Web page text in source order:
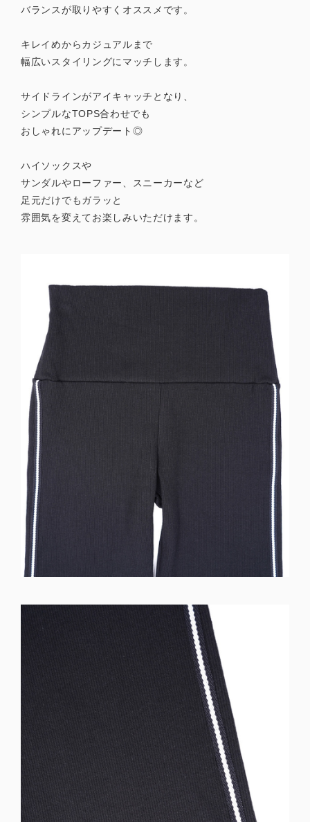
バランスが取りやすくオススメです。
キレイめからカジュアルまで
幅広いスタイリングにマッチします。
サイドラインがアイキャッチとなり、
シンプルなTOPS合わせでも
おしゃれにアップデート◎
ハイソックスや
サンダルやローファー、スニーカーなど
足元だけでもガラッと
雰囲気を変えてお楽しみいただけます。